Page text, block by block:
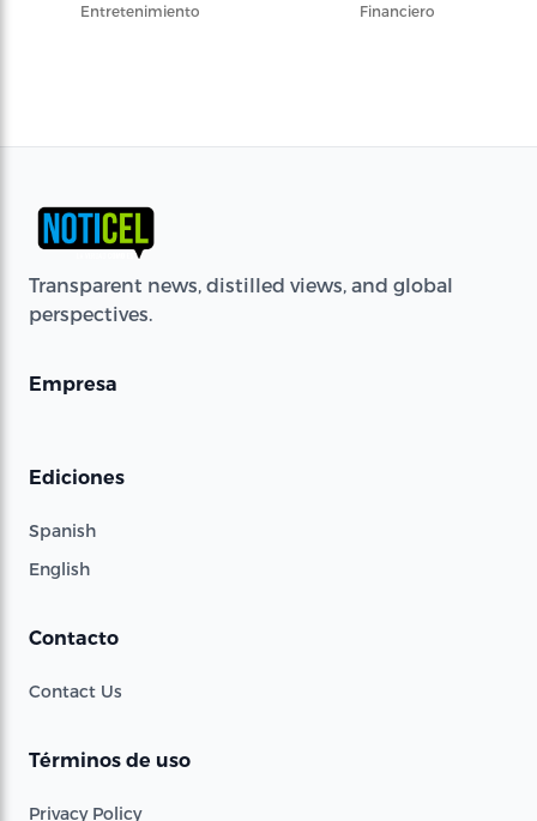
Entretenimiento
Financiero
Transparent news, distilled views, and global
perspectives.
Empresa
Ediciones
Spanish
English
Contacto
Contact Us
Términos de uso
Privacy Policy